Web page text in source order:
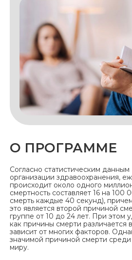
О ПРОГРАММЕ
Согласно статистическим
организации здравоохранения,
происходит около одного
смертность составляет 16 на 100
смерть каждые 40 секунд),
это является второй причиной
группе от 10 до 24 лет. При этом
как причины смерти различается
зависит от многих факторов.
значимой причиной смерти
миру.